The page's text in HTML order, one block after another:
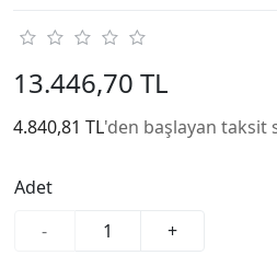
13.446,70 TL
4.840,81 TL'den başlayan taksit
Adet
-
+